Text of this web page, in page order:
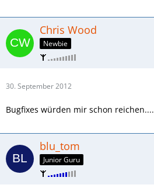
Chris Wood
Newbie
30. September 2012
Bugfixes würden mir schon reichen....
blu_tom
Junior Guru